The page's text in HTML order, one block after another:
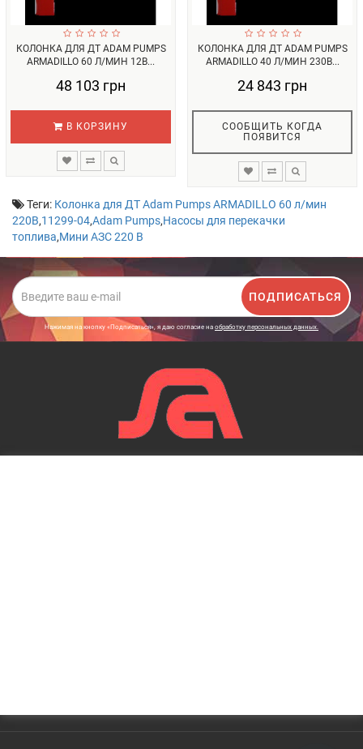
КОЛОНКА ДЛЯ ДТ ADAM PUMPS
ARMADILLO 60 Л/МИН 12В...
48 103 грн
В КОРЗИНУ
КОЛОНКА ДЛЯ ДТ ADAM PUMPS
ARMADILLO 40 Л/МИН 230В...
24 843 грн
СООБЩИТЬ КОГДА
ПОЯВИТСЯ
Теги: Колонка для ДТ Adam Pumps ARMADILLO 60 л/мин
220В,11299-04,Adam Pumps,Насосы для перекачки
топлива,Мини АЗС 220 В
ПОДПИСАТЬСЯ
Нажимая на кнопку «Подписаться», я даю cогласие на обработку персональных данных.